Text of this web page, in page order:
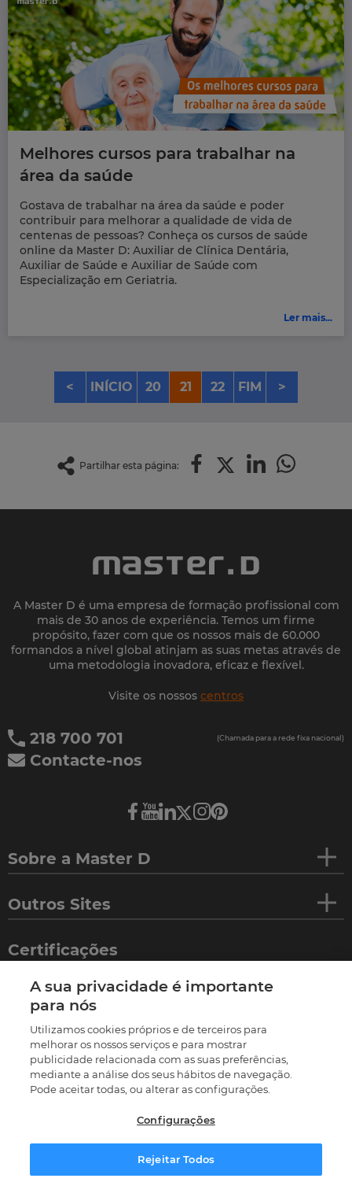
Melhores cursos para trabalhar na
área da saúde
Gostava de trabalhar na área da saúde e poder
contribuir para melhorar a qualidade de vida de
centenas de pessoas? Conheça os cursos de saúde
online da Master D: Auxiliar de Clínica Dentária,
Auxiliar de Saúde e Auxiliar de Saúde com
Especialização em Geriatria.
Ler mais...
< INÍCIO 20 21 22 FIM >
Partilhar esta página:
A Master D é uma empresa de formação profissional com
mais de 30 anos de experiência. Temos um firme
propósito, fazer com que os nossos mais de 60.000
formandos a nível global atinjam as suas metas através de
uma metodologia inovadora, eficaz e flexível.
Visite os nossos centros
218 700 701 (Chamada para a rede fixa nacional)
Contacte-nos
Sobre a Master D
Outros Sites
Certificações
©2026 Termos e condições
Política de privacidade
Política de cookies
Livro de reclamações
Resolução Alternativa de Litígios
Preferências de cookies
A sua privacidade é importante
para nós
Utilizamos cookies próprios e de terceiros para
melhorar os nossos serviços e para mostrar
publicidade relacionada com as suas preferências,
mediante a análise dos seus hábitos de navegação.
Pode aceitar todas, ou alterar as configurações.
Configurações
Rejeitar Todos